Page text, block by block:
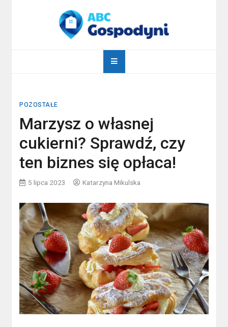
abcgospodyni.pl
POZOSTAŁE
Marzysz o własnej
cukierni? Sprawdź, czy
ten biznes się opłaca!
5 lipca 2023 Katarzyna Mikulska